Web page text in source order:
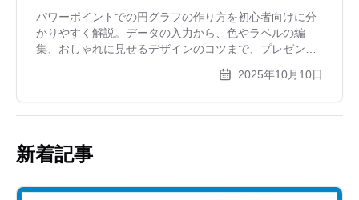
せるコツ
パワーポイントでの円グラフの作り方を初心者向けに分
かりやすく解説。データの入力から、色やラベルの編
集、おしゃれに見せるデザインのコツまで、プレゼン資
2025年10月10日
新着記事